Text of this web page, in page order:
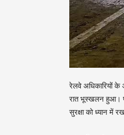
रेलवे अधिकारियों के
रात भूस्खलन हुआ।
सुरक्षा को ध्यान में